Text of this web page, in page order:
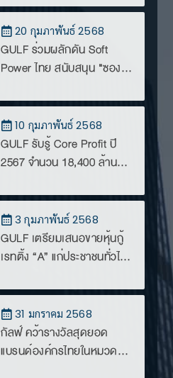
สินทรัพย์ดิจิทัล” วางรากฐาน
ประเทศไทยเป็นศูนย์กลาง
Digital Asset Hub แห่ง
อาเซียน
20 กุมภาพันธ์ 2568
GULF ร่วมผลักดัน Soft
Power ไทย สนับสนุน "ซอง
GDH
10 กุมภาพันธ์ 2568
GULF รับรู้ Core Profit ปี
2567 จำนวน 18,400 ล้าน
ธุรกิจพลังงานและส่วนแบ่ง
กำไรจาก INTUCH
3 กุมภาพันธ์ 2568
GULF เตรียมเสนอขายหุ้นกู้
เรทติ้ง “A” แก่ประชาชนทั่วไป
ตั้งแต่ 4-10 ปี
31 มกราคม 2568
กัลฟ์ คว้ารางวัลสุดยอด
แบรนด์องค์กรไทยในหมวด